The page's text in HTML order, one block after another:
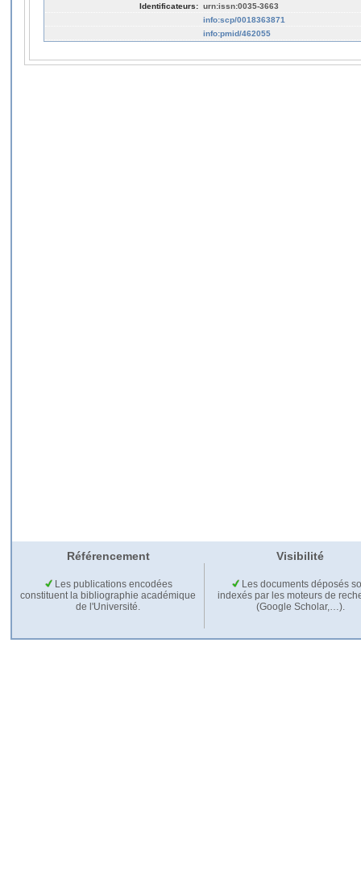
Identificateurs: urn:issn:0035-3663
info:scp/0018363871
info:pmid/462055
Référencement Visibilité
Les publications encodées
constituent la bibliographie académique
de l'Université.
Les documents déposés
indexés par les moteurs de
(Google Scholar,…).